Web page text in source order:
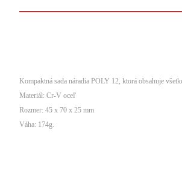
Kompaktná sada náradia POLY 12, ktorá obsahuje
Materiál: Cr-V oceľ
Rozmer: 45 x 70 x 25 mm
Váha: 174g.